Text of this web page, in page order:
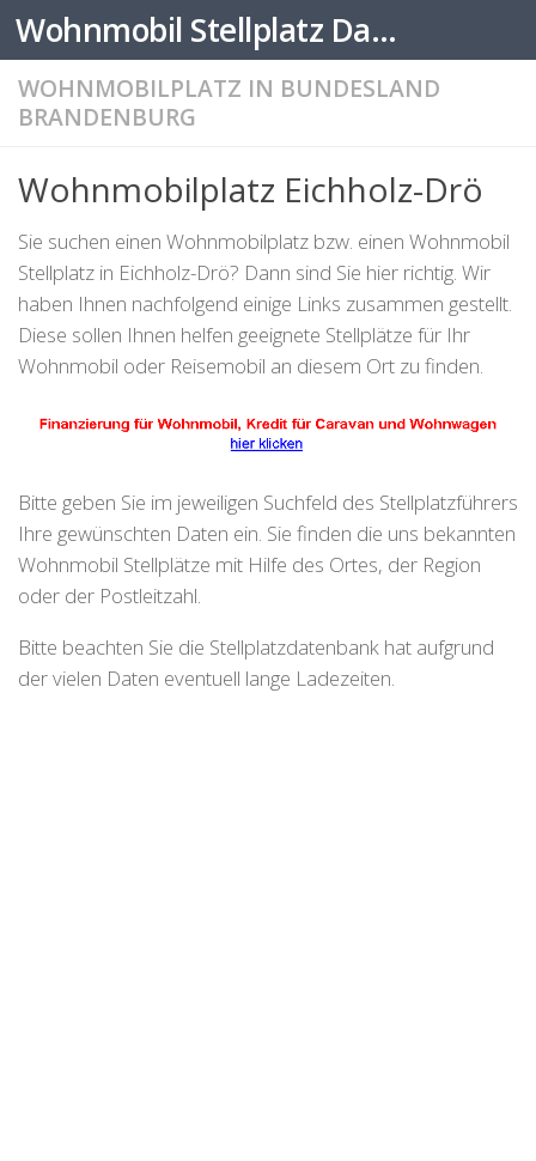
Zum Inhalt springen Wohnmobil Stellplatz Datenbank
WOHNMOBILPLATZ IN BUNDESLAND
BRANDENBURG
Wohnmobilplatz Eichholz-Drö
Sie suchen einen Wohnmobilplatz bzw. einen Wohnmobil
Stellplatz in Eichholz-Drö? Dann sind Sie hier richtig. Wir
haben Ihnen nachfolgend einige Links zusammen gestellt.
Diese sollen Ihnen helfen geeignete Stellplätze für Ihr
Wohnmobil oder Reisemobil an diesem Ort zu finden.
Bitte geben Sie im jeweiligen Suchfeld des Stellplatzführers
Ihre gewünschten Daten ein. Sie finden die uns bekannten
Wohnmobil Stellplätze mit Hilfe des Ortes, der Region
oder der Postleitzahl.
Bitte beachten Sie die Stellplatzdatenbank hat aufgrund
der vielen Daten eventuell lange Ladezeiten.